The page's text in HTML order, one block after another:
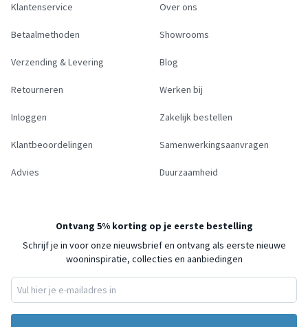
Klantenservice
Betaalmethoden
Verzending & Levering
Retourneren
Inloggen
Klantbeoordelingen
Advies
Over ons
Showrooms
Blog
Werken bij
Zakelijk bestellen
Samenwerkingsaanvragen
Duurzaamheid
Ontvang 5% korting op je eerste bestelling
Schrijf je in voor onze nieuwsbrief en ontvang als eerste nieuwe
wooninspiratie, collecties en aanbiedingen